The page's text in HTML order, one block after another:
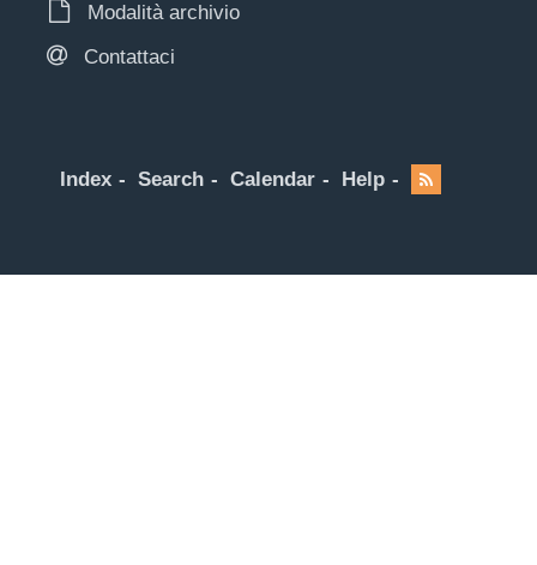
Modalità archivio
Contattaci
Index Search Calendar Help